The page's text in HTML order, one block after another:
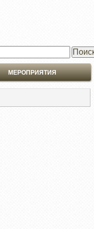
МЕРОПРИЯТИЯ